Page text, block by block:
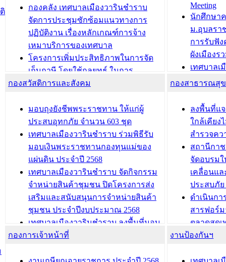
ประชาชนบุคคลประเภท 8 แก่บุคคลที่
ได้รับการเพิ่มชื่อในทะเบียนบ้าน
(ท.ร.14) กรณีคนไม่มีสัญชาติไทยได้รับ
อนุญาตให้มีถิ่นที่อยู่
ประชุมคณะกรรมการประเมินผลการ
ควบคุมภายในของ สำนัก/กอง/
โรงเรียน/ศูนย์พัฒนาเด็กเล็ก/สถานธนา
บทความ อื่นๆ ...
บทความ อื่นๆ ...
กองคลัง เทศบาลเมืองวารินชำราบ
จัดการประชุมซักซ้อมแนวทางการ
ปฏิบัติงาน เรื่องหลักเกณฑ์การจ้าง
เหมาบริการของเทศบาล
โครงการเพิ่มประสิทธิภาพในการจัด
เก็บภาษี โดยใช้กลยุทธ์ ในการ
พัฒนาการจัดเก็บรายได้ ประจำปี พ.ศ.
เทศบาลเมืองวารินชำราบ ร่วมการ
ประชุมวิชาการระดับนานาชาติและ
นิทรรศการด้านนวัตกรรมท้องถิ่น 2568
และรับรางวัลทีมนักวิจัยดีเด่นจาก
นวัตกรรมโครงการทะเบียนภาษีป้าย
ประชุมผู้เช่าอาคารพาณิชย์ บริเวณ
ถนนเกษมสุขและถนนประทุมเทพภักดี
บทความ อื่นๆ ...
Meeting
นักศึกษา
ม.อุบลรา
การรับฟั
ผังเมืองร
เทศบาลเ
โครงการ
เทศบาล
รับฟังคว
ผังเมือง
วารินชำ
เทศบาล
ซักซ้อมแ
ประโยช
บทความ อื่นๆ ...
กองสวัสดิการและสังคม
มอบถุงยังชีพพระราชทาน ให้แก่ผู้
ประสบอุทกภัย จำนวน 603 ชุด
เทศบาลเมืองวารินชำราบ ร่วมพิธีรับ
มอบเงินพระราชทานกองทุนแม่ของ
แผ่นดิน ประจำปี 2568
เทศบาลเมืองวารินชำราบ จัดกิจกรรม
จำหน่ายสินค้าชุมชน ปิดโครงการส่ง
เสริมและสนับสนุนการจำหน่ายสินค้า
ชุมชน ประจำปีงบประมาณ 2568
เทศบาลเมืองวารินชำราบ ลงพื้นที่มอบ
น้ำดื่มแก่ผู้พักอาศัย ณ ศูนย์พักพิง
กองสวัสดิการสังคม เทศบาลเมือง
กองสาธารณสุ
ลงพื้นที่แ
ใกล้เคียง
สำรวจค
สถานีกา
จัดอบรม
เคลื่อนแ
ประสบภั
ดำเนินกา
สารฟอร์
ตลาดสดเ
วารินชำร
ถนนแก่เ
กองการเจ้าหน้าที่ งานป้องกันฯ